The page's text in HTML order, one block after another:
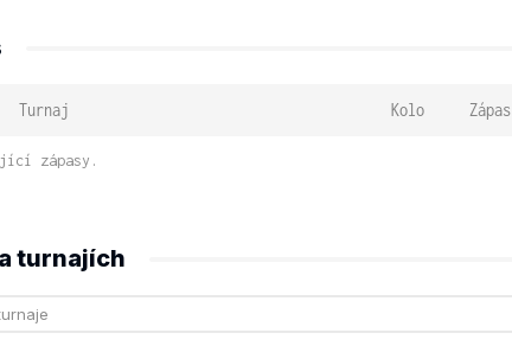
Turnaj Kolo Zápas
zápasy.
turnajích